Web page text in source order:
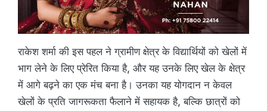
राकेश शर्मा की इस पहल ने ग्रामीण क्षेत्र के विद्यार्थियों को खेलों में
भाग लेने के लिए प्रेरित किया है, और यह उनके लिए खेल के क्षेत्र
में आगे बढ़ने का एक मंच बना है। उनका यह योगदान न केवल
खेलों के प्रति जागरूकता फैलाने में सहायक है, बल्कि छात्रों को